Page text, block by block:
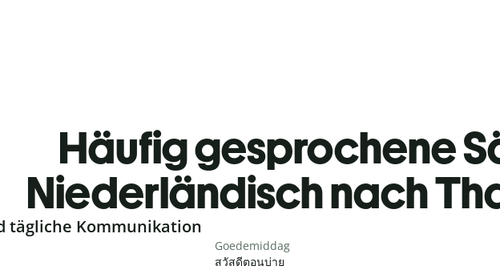
Häufig gesprochene
Niederländisch nach
tägliche Kommunikation
Goedemiddag
สวัสดีตอนบ่าย